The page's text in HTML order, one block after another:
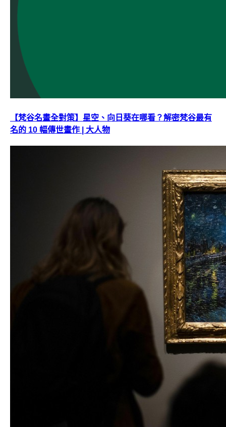
【梵谷名畫全對策】星空、向日葵在哪看？解密梵谷最有
名的 10 幅傳世畫作 | 大人物